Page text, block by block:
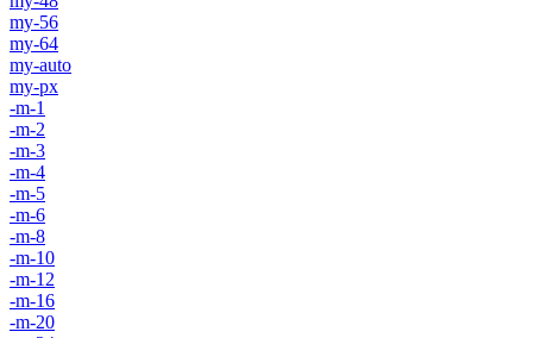
my-56
my-64
my-auto
my-px
-m-1
-m-2
-m-3
-m-4
-m-5
-m-6
-m-8
-m-10
-m-12
-m-16
-m-20